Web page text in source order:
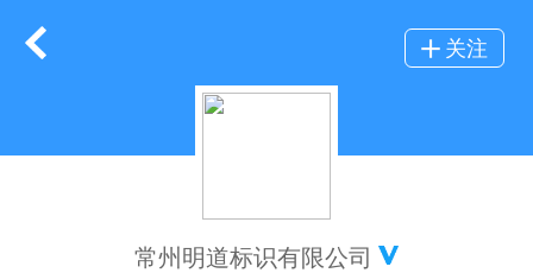
关注
常州明道标识有限公司